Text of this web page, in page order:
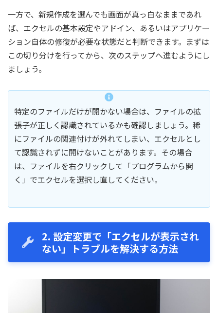
一方で、新規作成を選んでも画面が真っ白なままであれ
ば、エクセルの基本設定やアドイン、あるいはアプリケー
ション自体の修復が必要な状態だと判断できます。まずは
この切り分けを行ってから、次のステップへ進むようにし
ましょう。
特定のファイルだけが開かない場合は、ファイルの拡
張子が正しく認識されているかも確認しましょう。稀
にファイルの関連付けが外れてしまい、エクセルとし
て認識されずに開けないことがあります。その場合
は、ファイルを右クリックして「プログラムから開
く」でエクセルを選択し直してください。
2. 設定変更で「エクセルが表示され
ない」トラブルを解決する方法